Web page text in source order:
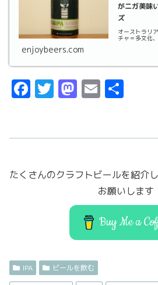
がニガ美味
ズ
オーストラリ
チャ＝多文化
enjoybeers.com
F
e
o
T
t
M
o
o
n
E
l
たくさんのクラフトビールを紹介
お願いします
Buy Me a
IPA ビールを飲む